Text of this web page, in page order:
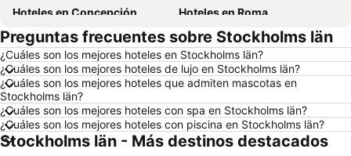
Hoteles en Concepción
Hoteles en Roma
Hoteles en La Serena
Hoteles en Puerto Montt
Hoteles en Lima
Hoteles en Valdivia
Hoteles en San Andrés
Hoteles en Búzios
Hoteles en Chillán
Hoteles en Arica
Hoteles en Curazao
Hoteles en Chile
Hoteles en Región Metropolitana de Santiago
Hoteles en Chiloé
Preguntas frecuentes sobre Stockholms län
¿Cuáles son los mejores hoteles en Stockholms län?
¿Cuáles son los mejores hoteles de lujo en Stockholms län?
¿Cuáles son los mejores hoteles que admiten mascotas en
Stockholms län?
¿Cuáles son los mejores hoteles con spa en Stockholms län?
¿Cuáles son los mejores hoteles con piscina en Stockholms län?
Stockholms län - Más destinos destacados